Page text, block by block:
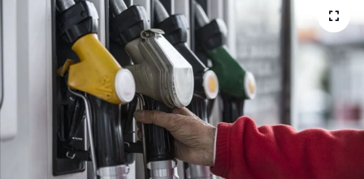
Kadın
Erişim Bilgileri
Sağlık
Teknoloji